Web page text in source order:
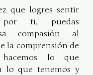
que logres sentir
por ti, puedas
compasión al
la comprensión de
lo que
lo que tenemos y